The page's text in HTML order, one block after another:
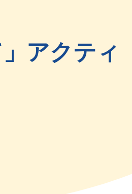
アクティ